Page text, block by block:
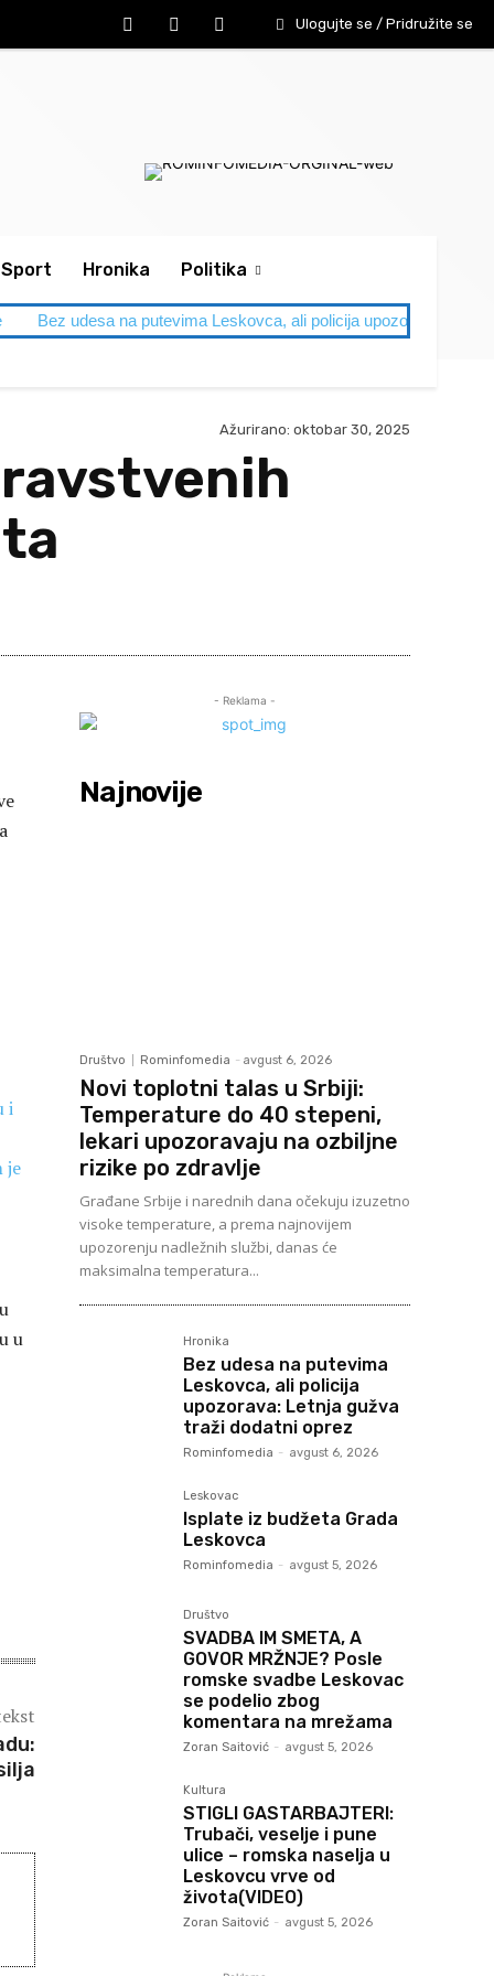
Ulogujte se / Pridružite se
Sport Hronika Politika
Bez udesa na putevima Leskovca, ali policija upozorava:
Ažurirano: oktobar 30, 2025
i
je
u
- Reklama -
Najnovije
Društvo Rominfomedia - avgust 6, 2026
Novi toplotni talas u Srbiji:
Temperature do 40 stepeni,
lekari upozoravaju na ozbiljne
rizike po zdravlje
Građane Srbije i narednih dana očekuju izuzetno
visoke temperature, a prema najnovijem
upozorenju nadležnih službi, danas će
maksimalna temperatura...
Hronika
Bez udesa na putevima
Leskovca, ali policija
upozorava: Letnja gužva
traži dodatni oprez
Rominfomedia - avgust 6, 2026
Leskovac
Isplate iz budžeta Grada
Leskovca
Rominfomedia - avgust 5, 2026
Društvo
SVADBA IM SMETA, A
GOVOR MRŽNJE? Posle
romske svadbe Leskovac
se podelio zbog
komentara na mrežama
Zoran Saitović - avgust 5, 2026
Kultura
STIGLI GASTARBAJTERI:
Trubači, veselje i pune
ulice – romska naselja u
Leskovcu vrve od
života(VIDEO)
Zoran Saitović - avgust 5, 2026